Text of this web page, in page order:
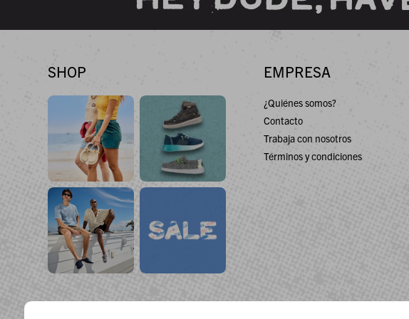
SHOP EMPRESA
¿Quiénes somos?
Contacto
Trabaja con nosotros
Términos y condiciones